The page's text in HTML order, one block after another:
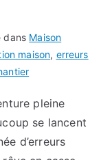
dans Maison
maison, erreurs
pleine
se lancent
d’erreurs